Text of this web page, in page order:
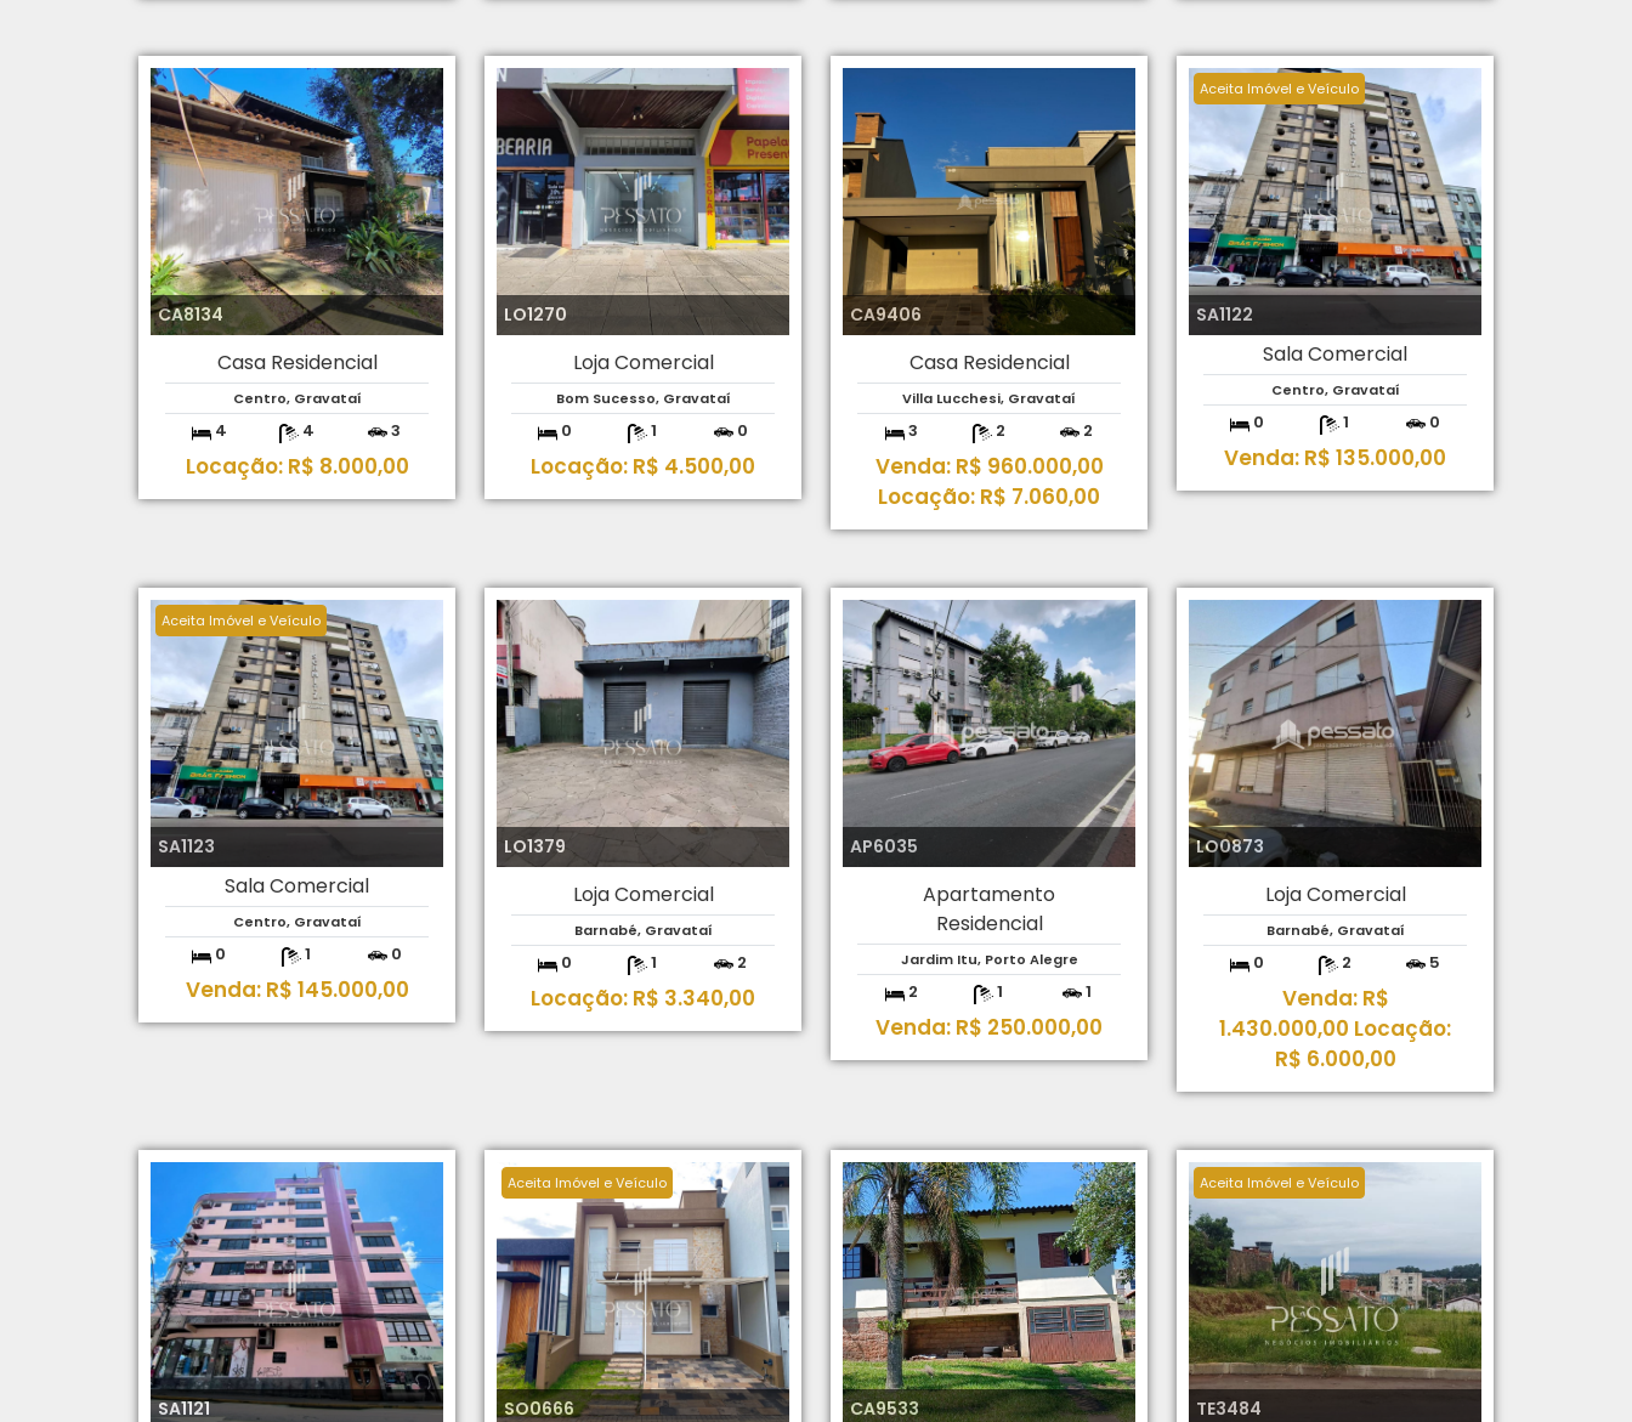
CA8134
Casa Residencial
Centro, Gravataí
4 4 3
Locação: R$ 8.000,00
LO1270
Loja Comercial
Bom Sucesso, Gravataí
0 1 0
Locação: R$ 4.500,00
CA9406
Casa Residencial
Villa Lucchesi, Gravataí
3 2 2
Venda: R$ 960.000,00
Locação: R$ 7.060,00
Aceita Imóvel e Veículo
SA1122
Sala Comercial
Centro, Gravataí
0 1 0
Venda: R$ 135.000,00
Aceita Imóvel e Veículo
SA1123
Sala Comercial
Centro, Gravataí
0 1 0
Venda: R$ 145.000,00
LO1379
Loja Comercial
Barnabé, Gravataí
0 1 2
Locação: R$ 3.340,00
AP6035
Apartamento
Residencial
Jardim Itu, Porto Alegre
2 1 1
Venda: R$ 250.000,00
LO0873
Loja Comercial
Barnabé, Gravataí
0 2 5
Venda: R$
1.430.000,00 Locação:
R$ 6.000,00
SA1121
Aceita Imóvel e Veículo
SO0666 CA9533
Aceita Imóvel e Veículo
TE3484